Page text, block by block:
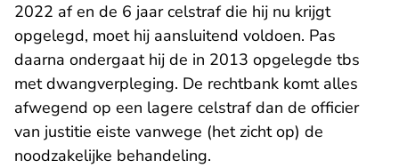
2022 af en de 6 jaar celstraf die hij nu krijgt
opgelegd, moet hij aansluitend voldoen. Pas
daarna ondergaat hij de in 2013 opgelegde tbs
met dwangverpleging. De rechtbank komt alles
afwegend op een lagere celstraf dan de officier
van justitie eiste vanwege (het zicht op) de
noodzakelijke behandeling.